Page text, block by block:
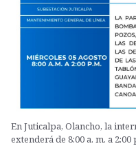
En Juticalpa, Olancho, la
extenderá de 8:00 a. m. a 2:00